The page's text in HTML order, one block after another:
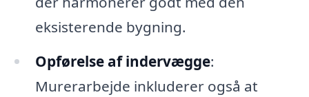
eksisterende bygning.
Opførelse af indervægge:
Murerarbejde inkluderer også at